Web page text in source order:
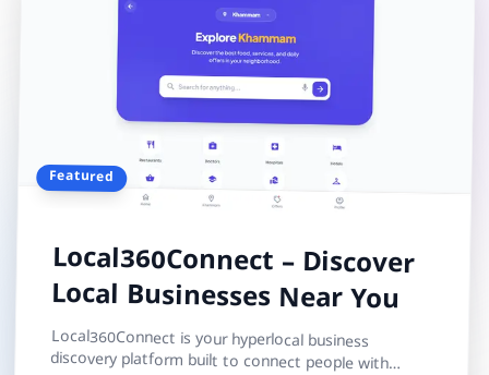
Featured
Local360Connect – Discover
Local Businesses Near You
Local360Connect is your hyperlocal business
discovery platform built to connect people with